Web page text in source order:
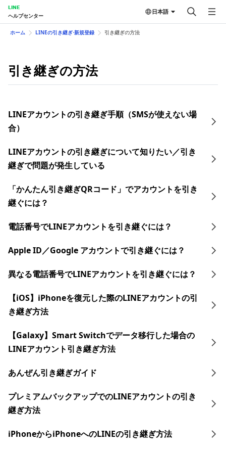
LINE
ヘルプセンター
日本語
ホーム LINEの引き継ぎ⋅新規登録 引き継ぎの方法
引き継ぎの方法
LINEアカウントの引き継ぎ手順（SMSが使えない場
合）
LINEアカウントの引き継ぎについて知りたい／引き
継ぎで問題が発生している
「かんたん引き継ぎQRコード」でアカウントを引き
継ぐには？
電話番号でLINEアカウントを引き継ぐには？
Apple ID／Google アカウントで引き継ぐには？
異なる電話番号でLINEアカウントを引き継ぐには？
【iOS】iPhoneを復元した際のLINEアカウントの引
き継ぎ方法
【Galaxy】Smart Switchでデータ移行した場合の
LINEアカウント引き継ぎ方法
あんぜん引き継ぎガイド
プレミアムバックアップでのLINEアカウントの引き
継ぎ方法
iPhoneからiPhoneへのLINEの引き継ぎ方法